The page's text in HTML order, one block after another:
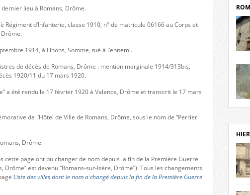
lieu à Romans, Drôme.
Régiment d’Infanterie, classe 1910, n° de matricule 06166 au Corps et
1914, à Lihons, Somme, tué à l’ennemi.
de décès de Romans, Drôme : mention marginale 1914/313bis,
1920/11 du 17 mars 1920.
a été rendu le 17 février 1920 à Valence, Drôme et transcrit le 17 mars
de l’Hôtel de Ville de Romans, Drôme, sous le nom de “Perrier
Drôme.
cette page ont pu changer de nom depuis la fin de la Première Guerre
Drôme” est devenu “Romans-sur-Isère, Drôme”). Tous les changements
Liste des villes dont le nom a changé depuis la fin de la Première Guerre
de